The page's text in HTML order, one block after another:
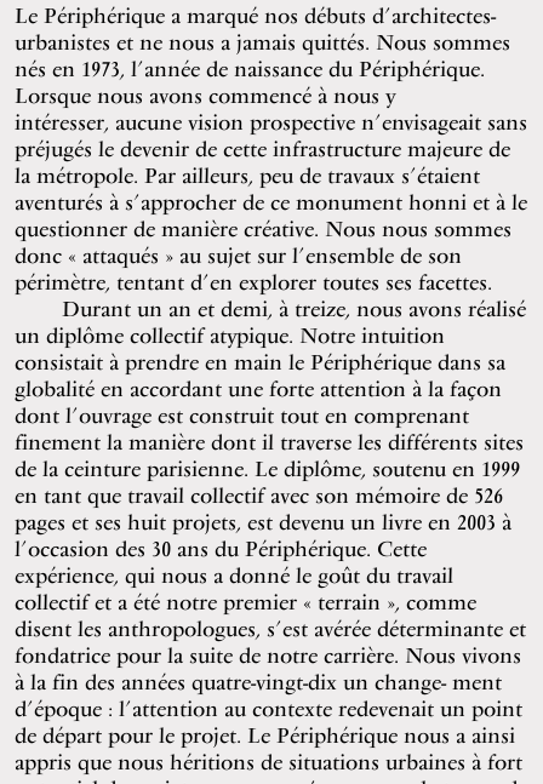
Le Périphérique a marqué nos débuts d’architectes-
urbanistes et ne nous a jamais quittés. Nous sommes
nés en 1973, l’année de naissance du Périphérique.
Lorsque nous avons commencé à nous y
intéresser, aucune vision prospective n’envisageait sans
préjugés le devenir de cette infrastructure majeure de
la métropole. Par ailleurs, peu de travaux s’étaient
aventurés à s’approcher de ce monument honni et à le
questionner de manière créative. Nous nous sommes
donc « attaqués » au sujet sur l’ensemble de son
périmètre, tentant d’en explorer toutes ses facettes.
Durant un an et demi, à treize, nous avons réalisé
un diplôme collectif atypique. Notre intuition
consistait à prendre en main le Périphérique dans sa
globalité en accordant une forte attention à la façon
dont l’ouvrage est construit tout en comprenant
finement la manière dont il traverse les différents sites
de la ceinture parisienne. Le diplôme, soutenu en 1999
en tant que travail collectif avec son mémoire de 526
pages et ses huit projets, est devenu un livre en 2003 à
l’occasion des 30 ans du Périphérique. Cette
expérience, qui nous a donné le goût du travail
collectif et a été notre premier « terrain », comme
disent les anthropologues, s’est avérée déterminante et
fondatrice pour la suite de notre carrière. Nous vivons
à la fin des années quatre-vingt-dix un change- ment
d’époque : l’attention au contexte redevenait un point
de départ pour le projet. Le Périphérique nous a ainsi
appris que nous héritions de situations urbaines à fort